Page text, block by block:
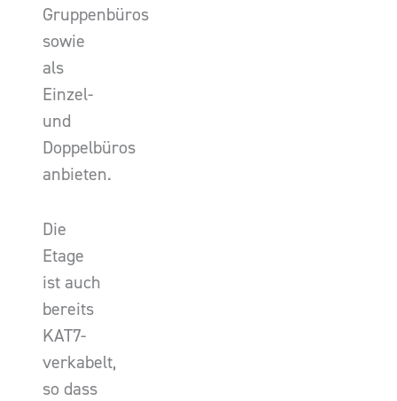
Gruppenbüros
sowie
als
Einzel-
und
Doppelbüros
anbieten.
Die
Etage
ist auch
bereits
KAT7-
verkabelt,
so dass